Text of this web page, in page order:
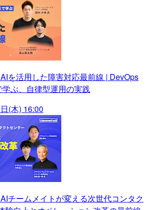
AIを活用した障害対応最前線 | DevOps
ぶ、自律型運用の実践
(木) 16:00
AIチームメイトが変える次世代コンタク